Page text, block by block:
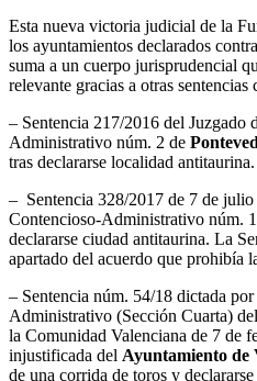
Esta nueva victoria judicial de la
los ayuntamientos declarados
suma a un cuerpo jurisprudencial
relevante gracias a otras sentencias
– Sentencia 217/2016 del Juzgado
Administrativo núm. 2 de
tras declararse localidad antitaurina.
– Sentencia 328/2017 de 7 de
Contencioso-Administrativo núm.
declararse ciudad antitaurina. La
apartado del acuerdo que prohibía
– Sentencia núm. 54/18 dictada
Administrativo (Sección Cuarta)
la Comunidad Valenciana de 7 de
injustificada del Ayuntamiento de
de una corrida de toros y